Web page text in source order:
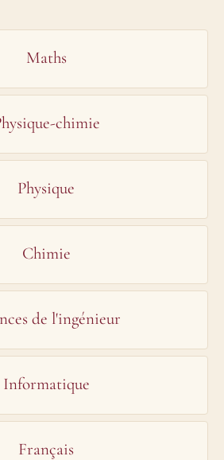
Maths
chimie
Physique
Chimie
de l'ingénieur
Informatique
Français